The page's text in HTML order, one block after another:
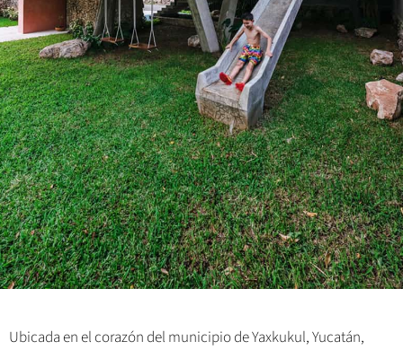
Ubicada en el corazón del municipio de Yaxkukul, Yucatán,